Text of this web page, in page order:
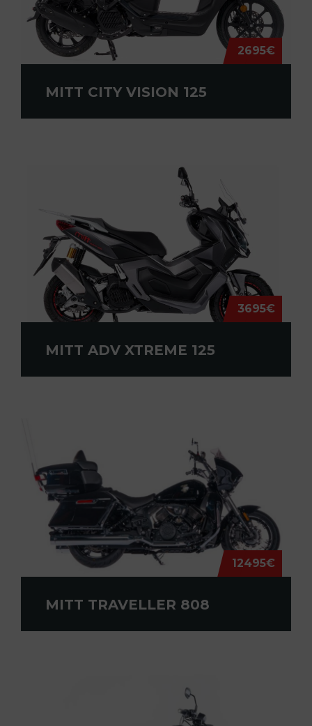
2695€
MITT CITY VISION 125
3695€
MITT ADV XTREME 125
12495€
MITT TRAVELLER 808